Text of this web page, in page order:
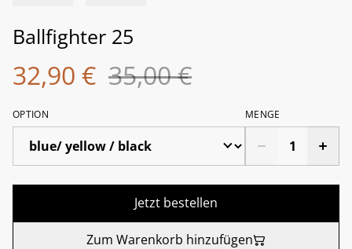
Ballfighter 25
32,90 € 35,00 €
OPTION MENGE
Jetzt bestellen
Zum Warenkorb hinzufügen